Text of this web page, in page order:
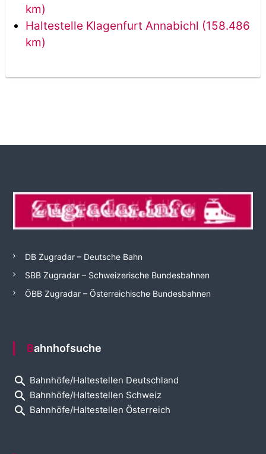
km)
Haltestelle Klagenfurt Annabichl (158.486
km)
DB Zugradar – Deutsche Bahn
SBB Zugradar – Schweizerische Bundesbahnen
ÖBB Zugradar – Österreichische Bundesbahnen
Bahnhofsuche
search Bahnhöfe/Haltestellen Deutschland
search Bahnhöfe/Haltestellen Schweiz
search Bahnhöfe/Haltestellen Österreich